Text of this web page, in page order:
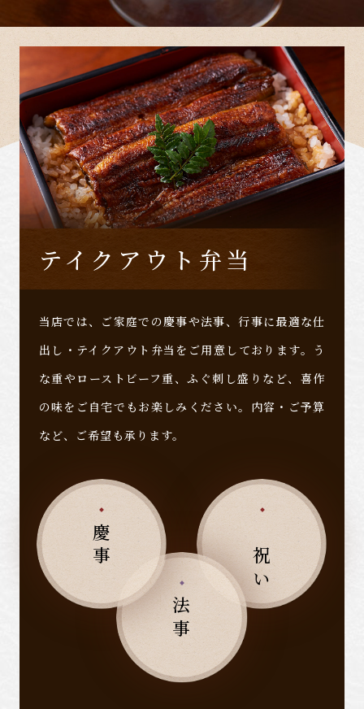
テイクアウト弁当
当店では、ご家庭での慶事や法事、行事に最適な仕
出し・テイクアウト弁当をご用意しております。
う
な重やローストビーフ重、ふぐ刺し盛りなど、喜作
の味をご自宅でもお楽しみください。内容・ご予算
など、ご希望も承ります。
慶事
法事
お祝い